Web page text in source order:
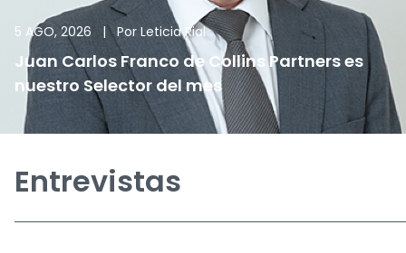
5 AGO, 2026 |Por Leticia Rial
Juan Carlos Franco de Collins Partners es
nuestro Selector del mes
Entrevistas